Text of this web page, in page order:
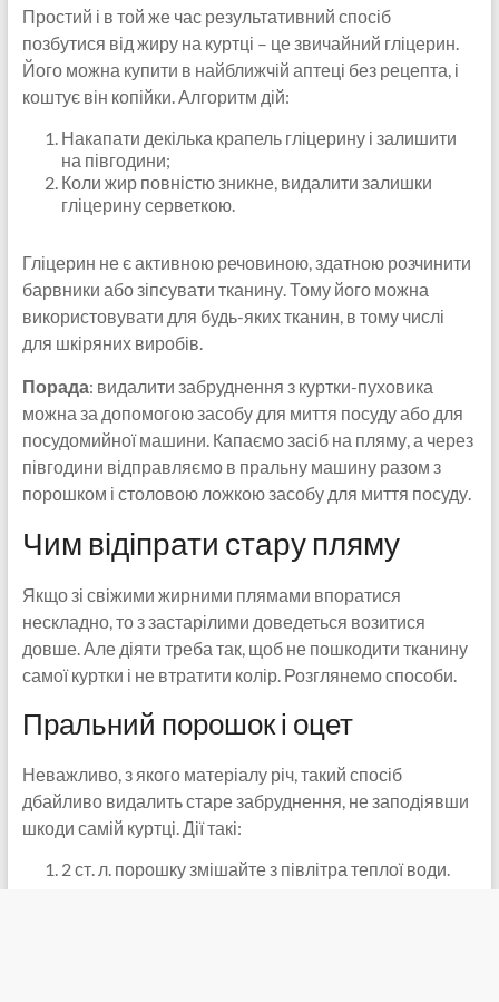
Простий і в той же час результативний спосіб
позбутися від жиру на куртці – це звичайний гліцерин.
Його можна купити в найближчій аптеці без рецепта, і
коштує він копійки. Алгоритм дій:
Накапати декілька крапель гліцерину і залишити
на півгодини;
Коли жир повністю зникне, видалити залишки
гліцерину серветкою.
Гліцерин не є активною речовиною, здатною розчинити
барвники або зіпсувати тканину. Тому його можна
використовувати для будь-яких тканин, в тому числі
для шкіряних виробів.
Порада: видалити забруднення з куртки-пуховика
можна за допомогою засобу для миття посуду або для
посудомийної машини. Капаємо засіб на пляму, а через
півгодини відправляємо в пральну машину разом з
порошком і столовою ложкою засобу для миття посуду.
Чим відіпрати стару пляму
Якщо зі свіжими жирними плямами впоратися
нескладно, то з застарілими доведеться возитися
довше. Але діяти треба так, щоб не пошкодити тканину
самої куртки і не втратити колір. Розглянемо способи.
Пральний порошок і оцет
Неважливо, з якого матеріалу річ, такий спосіб
дбайливо видалить старе забруднення, не заподіявши
шкоди самій куртці. Дії такі:
2 ст. л. порошку змішайте з півлітра теплої води.